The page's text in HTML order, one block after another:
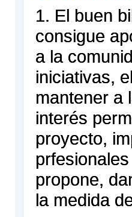
1. El buen
consigue
a la
iniciativas,
mantener a
interés
proyecto,
propone,
la medida